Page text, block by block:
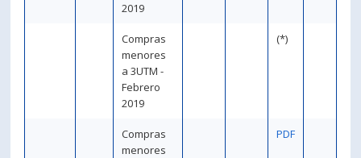
2019
Compras
menores
a 3UTM -
Febrero
2019
(*)
Compras
menores
PDF